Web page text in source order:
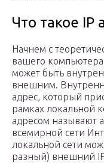
Что такое IP
Начнем с
вашего
может быть
внешним.
адрес, который
рамках локальной
адресом называют
всемирной сети
локальной сети
разный) внешний